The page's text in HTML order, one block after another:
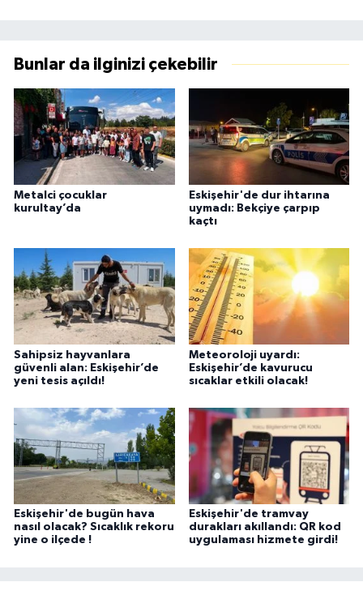
Bunlar da ilginizi çekebilir
Metalci çocuklar
kurultay’da
Eskişehir'de dur ihtarına
uymadı: Bekçiye çarpıp
kaçtı
Sahipsiz hayvanlara
güvenli alan: Eskişehir’de
yeni tesis açıldı!
Meteoroloji uyardı:
Eskişehir’de kavurucu
sıcaklar etkili olacak!
Eskişehir'de bugün hava
nasıl olacak? Sıcaklık rekoru
yine o ilçede !
Eskişehir'de tramvay
durakları akıllandı: QR kod
uygulaması hizmete girdi!